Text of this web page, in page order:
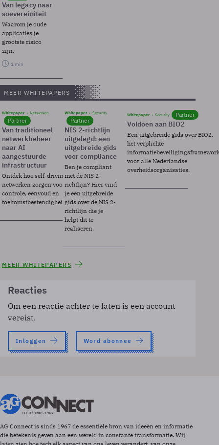
Van legacy naar
soevereiniteit
Waarom je oude
applicaties je
grootste risico
zijn.
1 min
MEER WHITEPAPERS
Whitepaper Netwerken
Partner
Van traditioneel
netwerkbeheer
naar AI
aangestuurde
infrastructuur
Ontdek hoe self-driving
netwerken zorgen voor
controle, eenvoud en
toekomstbestendigheid.
Whitepaper Security
Partner
NIS 2-richtlijn
uitgelegd: een
uitgebreide gids
voor compliance
Ben je compliant
met de NIS 2-
richtlijn? Hier vind
je een uitgebreide
gids over de NIS 2-
richtlijn die je
helpt dit te
realiseren.
Whitepaper Security Partner
Voldoen aan BIO2
Een uitgebreide gids over BIO2,
het verplichte
voor alle Nederlandse
overheidsorganisaties.
MEER WHITEPAPERS
Reacties
Om een reactie achter te laten is een account
vereist.
Inloggen Word abonnee
AG Connect is sinds 1967 de essentiële bron van ideeën en informatie
die betekenis geven aan een wereld in constante transformatie. Wij